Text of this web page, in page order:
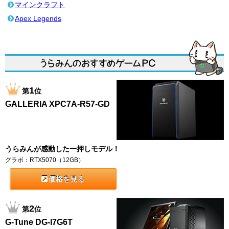
マインクラフト
Apex Legends
第1位
GALLERIA XPC7A-R57-GD
うらみんが感動した一押しモデル！
グラボ：RTX5070（12GB）
価格を見る
第2位
G-Tune DG-I7G6T